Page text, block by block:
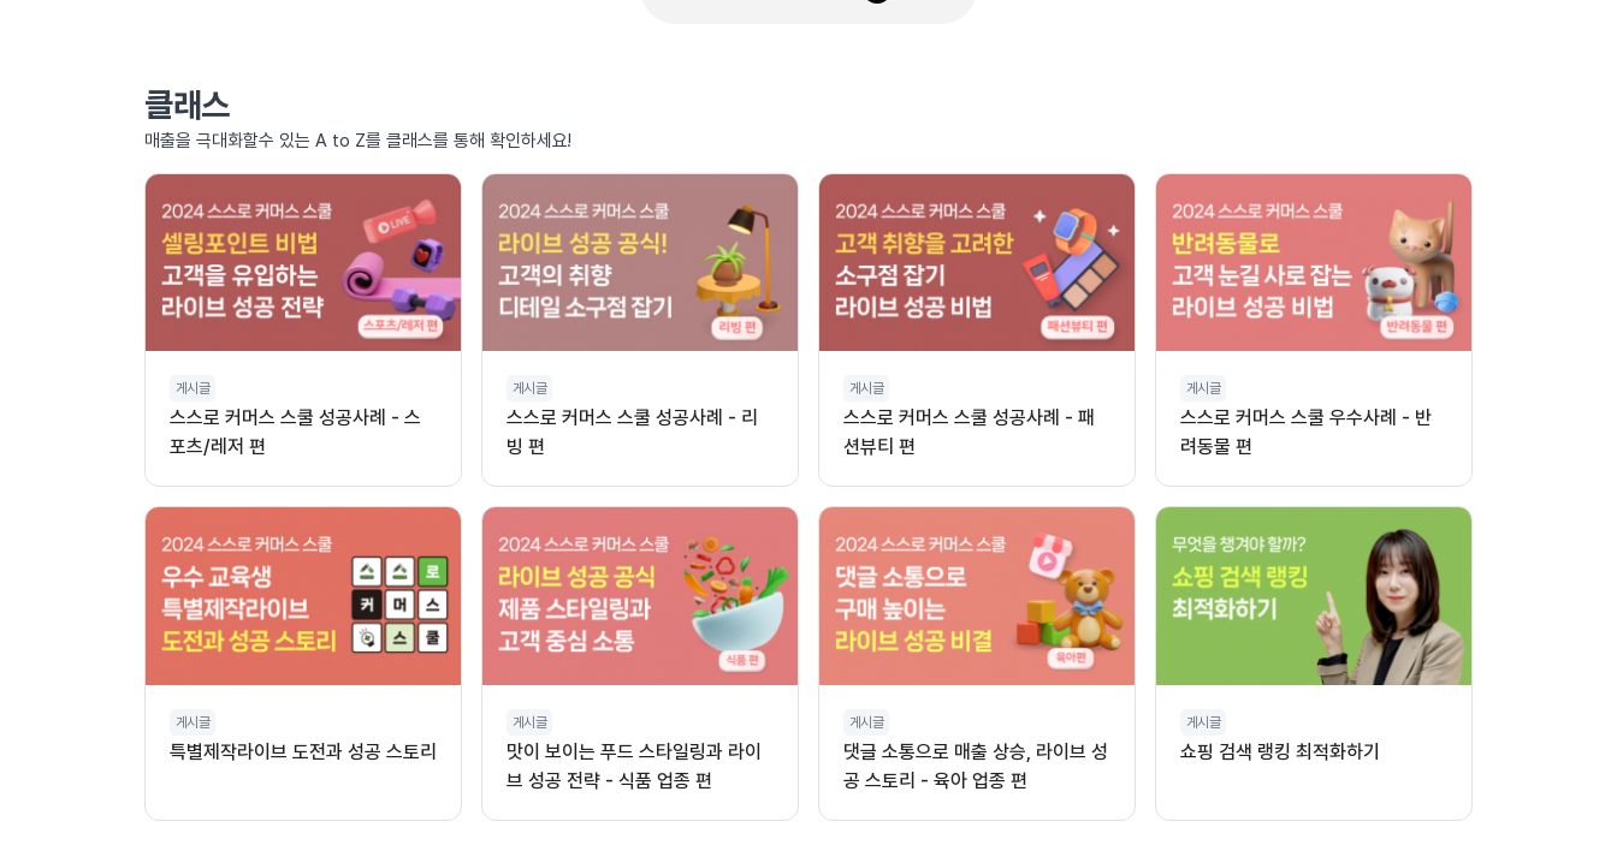
클래스
매출을 극대화할수 있는 A to Z를 클래스를 통해 확인하세요!
게시글
스스로 커머스 스쿨 성공사례 - 스
포츠/레저 편
게시글
스스로 커머스 스쿨 성공사례 - 리
빙 편
게시글
스스로 커머스 스쿨 성공사례 - 패
션뷰티 편
게시글
스스로 커머스 스쿨 우수사례 - 반
려동물 편
게시글
특별제작라이브 도전과 성공 스토리
게시글
맛이 보이는 푸드 스타일링과 라이
브 성공 전략 - 식품 업종 편
게시글
댓글 소통으로 매출 상승, 라이브 성
공 스토리 - 육아 업종 편
게시글
쇼핑 검색 랭킹 최적화하기